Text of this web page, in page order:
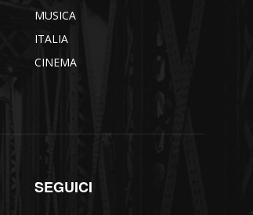
MUSICA
ITALIA
CINEMA
SEGUICI